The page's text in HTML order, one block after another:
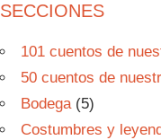
SECCIONES
101 cuentos de
50 cuentos de
Bodega(5)
Costumbres y